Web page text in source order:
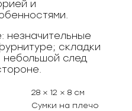
и
незначительные
складки
след
28 × 12 × 8 см
Сумки на плечо